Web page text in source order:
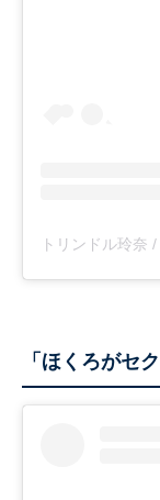
トリンドル玲奈
「ほくろがセ